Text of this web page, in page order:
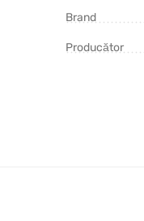
Brand
Producător